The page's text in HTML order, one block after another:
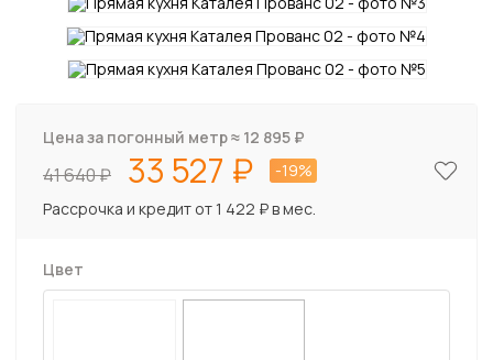
Цена за погонный метр ≈ 12 895 ₽
41 640 33 527
-19%
Рассрочка и кредит от 1 422 ₽ в мес.
Цвет